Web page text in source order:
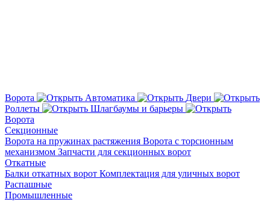
Ворота Автоматика
Двери
Роллеты
Шлагбаумы и барьеры
Ворота
Секционные
Ворота на пружинах растяжения Ворота с торсионным
механизмом Запчасти для секционных ворот
Откатные
Балки откатных ворот Комплектация для уличных ворот
Распашные
Промышленные